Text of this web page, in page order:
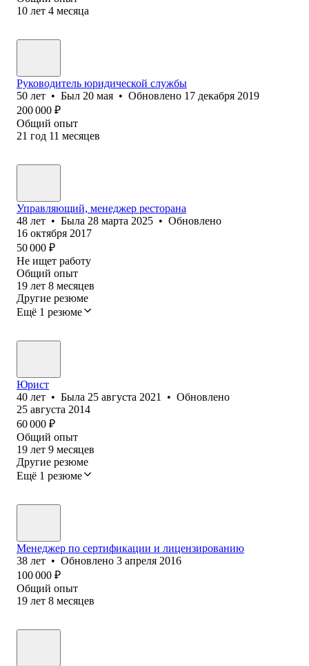
10 лет 4 месяца
Руководитель юридической службы
50 лет • Был 20 мая • Обновлено 17 декабря 2019
200 000 ₽
Общий опыт
21 год 11 месяцев
Управляющий, менеджер ресторана
48 лет • Была 28 марта 2025 • Обновлено
16 октября 2017
50 000 ₽
Не ищет работу
Общий опыт
19 лет 8 месяцев
Другие резюме
Ещё 1 резюме
Юрист
40 лет • Была 25 августа 2021 • Обновлено
25 августа 2014
60 000 ₽
Общий опыт
19 лет 9 месяцев
Другие резюме
Ещё 1 резюме
Менеджер по сертификации и лицензированию
38 лет • Обновлено 3 апреля 2016
100 000 ₽
Общий опыт
19 лет 8 месяцев